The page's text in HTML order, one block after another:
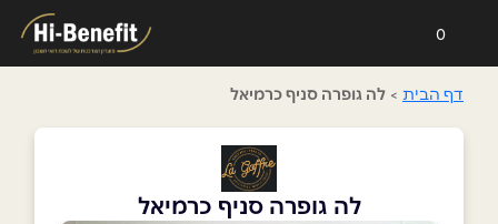
0
דף הבית > לה גופרה סניף כרמיאל
לה גופרה סניף כרמיאל